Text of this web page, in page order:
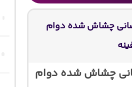
چشاش شده دوام
چشاش شده دوام